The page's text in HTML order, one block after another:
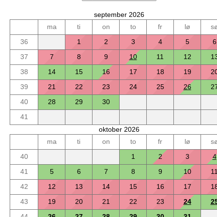
september 2026
ma
ti on to fr lø
36
1 2 3 4 5
6
37
7 8 9 10 11 12
38
14 15 16 17 18 19
39
21 22 23 24 25 26
40
28 29
30
41
oktober 2026
ma
ti on to fr lø
40
1 2 3
4
41
5 6 7 8 9 10
11
42
12 13 14 15 16 17
43
19 20 21 22 23 24